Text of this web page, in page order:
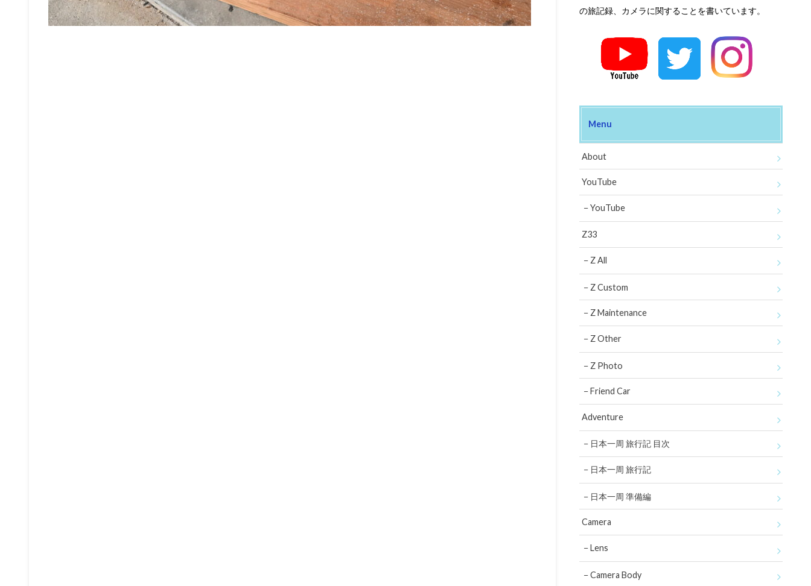
の旅記録、カメラに関することを書いています。
Menu
About
YouTube
YouTube
Z33
Z All
Z Custom
Z Maintenance
Z Other
Z Photo
Friend Car
Adventure
日本一周 旅行記 目次
日本一周 旅行記
日本一周 準備編
Camera
Lens
Camera Body